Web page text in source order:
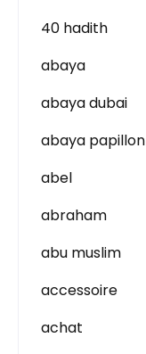
40 hadith
abaya
abaya dubai
abaya papillon
abel
abraham
abu muslim
accessoire
achat